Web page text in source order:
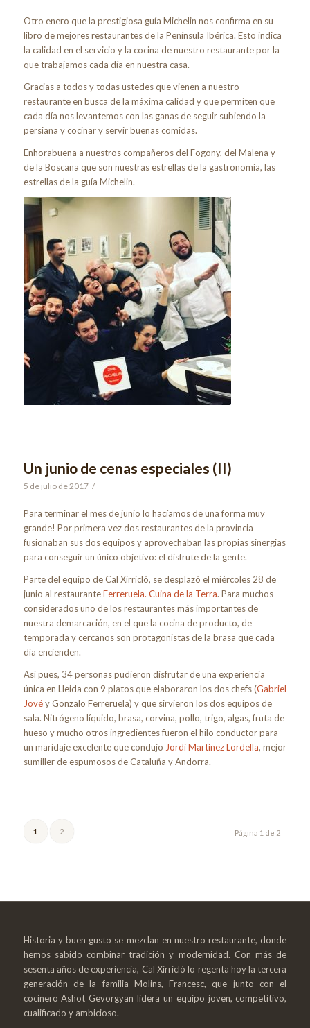
Otro enero que la prestigiosa guía Michelin nos confirma en su
libro de mejores restaurantes de la Península Ibérica. Esto indica
la calidad en el servicio y la cocina de nuestro restaurante por la
que trabajamos cada día en nuestra casa.
Gracias a todos y todas ustedes que vienen a nuestro
restaurante en busca de la máxima calidad y que permiten que
cada día nos levantemos con las ganas de seguir subiendo la
persiana y cocinar y servir buenas comidas.
Enhorabuena a nuestros compañeros del Fogony, del Malena y
de la Boscana que son nuestras estrellas de la gastronomía, las
estrellas de la guía Michelin.
Un junio de cenas especiales (II)
5 de julio de 2017 /
Para terminar el mes de junio lo hacíamos de una forma muy
grande! Por primera vez dos restaurantes de la provincia
fusionaban sus dos equipos y aprovechaban las propias sinergias
para conseguir un único objetivo: el disfrute de la gente.
Parte del equipo de Cal Xirricló, se desplazó el miércoles 28 de
junio al restauranteFerreruela. Cuina de la Terra. Para muchos
considerados uno de los restaurantes más importantes de
nuestra demarcación, en el que la cocina de producto, de
temporada y cercanos son protagonistas de la brasa que cada
día encienden.
Así pues, 34 personas pudieron disfrutar de una experiencia
única en Lleida con 9 platos que elaboraron los dos chefs (Gabriel
Jovéy Gonzalo Ferreruela) y que sirvieron los dos equipos de
sala. Nitrógeno líquido, brasa, corvina, pollo, trigo, algas, fruta de
hueso y mucho otros ingredientes fueron el hilo conductor para
un maridaje excelente que condujo Jordi Martínez Lordella, mejor
sumiller de espumosos de Cataluña y Andorra.
Página 1 de 2
1 2
Historia y buen gusto se mezclan en nuestro restaurante, donde
hemos sabido combinar tradición y modernidad. Con más de
sesenta años de experiencia, Cal Xirricló lo regenta hoy la tercera
generación de la familia Molins, Francesc, que junto con el
cocinero Ashot Gevorgyan lidera un equipo joven, competitivo,
cualificado y ambicioso.